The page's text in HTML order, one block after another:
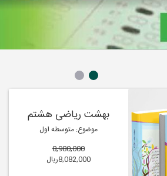
بهشت ریاضی هشتم
موضوع: متوسطه اول
8,980,000
8,082,000ریال